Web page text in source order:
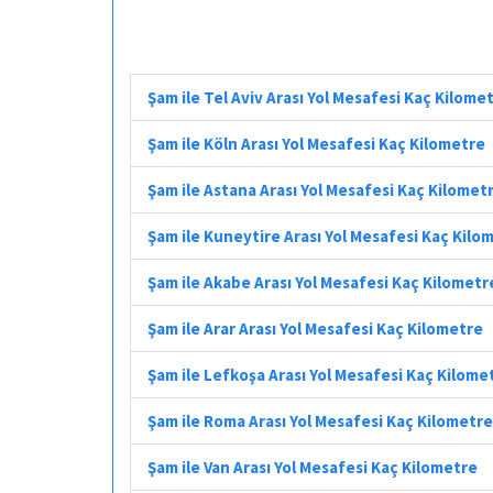
Şam ile Tel Aviv Arası Yol Mesafesi Kaç
Şam ile Köln Arası Yol Mesafesi Kaç Kilometre
Şam ile Astana Arası Yol Mesafesi Kaç
Şam ile Kuneytire Arası Yol Mesafesi Kaç
Şam ile Akabe Arası Yol Mesafesi Kaç
Şam ile Arar Arası Yol Mesafesi Kaç Kilometre
Şam ile Lefkoşa Arası Yol Mesafesi Kaç
Şam ile Roma Arası Yol Mesafesi Kaç Kilometre
Şam ile Van Arası Yol Mesafesi Kaç Kilometre